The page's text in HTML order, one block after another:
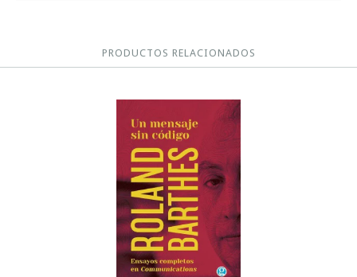
PRODUCTOS RELACIONADOS